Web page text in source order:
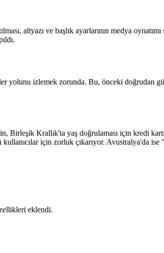
altyazı ve başlık ayarlarının medya
yolunu izlemek zorunda. Bu, önceki doğrudan
Birleşik Krallık'ta yaş doğrulaması için kredi
için zorluk çıkarıyor. Avustralya'da
eklendi.